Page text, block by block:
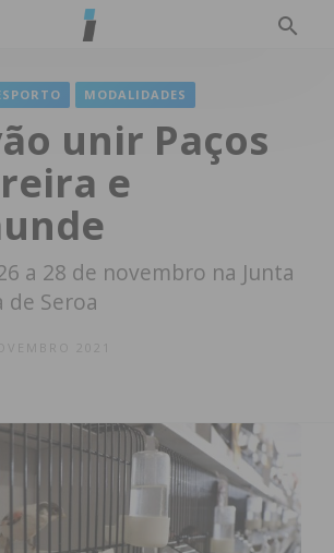
MODALIDADES
unir Paços
e
a 28 de novembro na Junta
de Seroa